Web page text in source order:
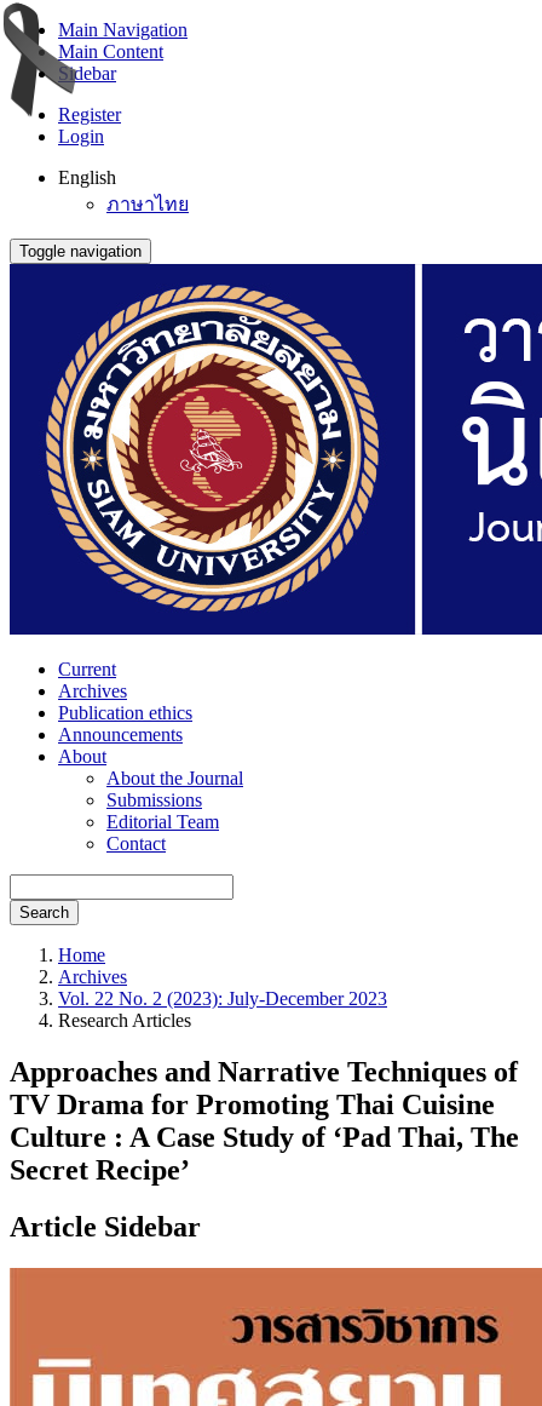
Main Navigation
Main Content
Sidebar
Register
Login
English
ภาษาไทย
Toggle navigation
Current
Archives
Publication ethics
Announcements
About
About the Journal
Submissions
Editorial Team
Contact
Search
Home
Archives
Vol. 22 No. 2 (2023): July-December 2023
Research Articles
Approaches and Narrative Techniques of
TV Drama for Promoting Thai Cuisine
Culture : A Case Study of ‘Pad Thai, The
Secret Recipe’
Article Sidebar